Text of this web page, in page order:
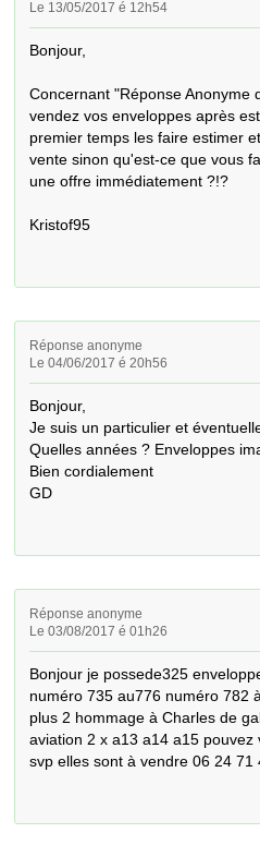
Le 13/05/2017 é 12h54
Bonjour,
Concernant "Réponse Anonyme
vendez vos enveloppes après
premier temps les faire estimer
vente sinon qu'est-ce que vous
une offre immédiatement ?!?
Kristof95
Réponse anonyme
Le 04/06/2017 é 20h56
Bonjour,
Je suis un particulier et
Quelles années ? Enveloppes
Bien cordialement
GD
Réponse anonyme
Le 03/08/2017 é 01h26
Bonjour je possede325
numéro 735 au776 numéro 782
plus 2 hommage à Charles de
aviation 2 x a13 a14 a15
svp elles sont à vendre 06 24 71